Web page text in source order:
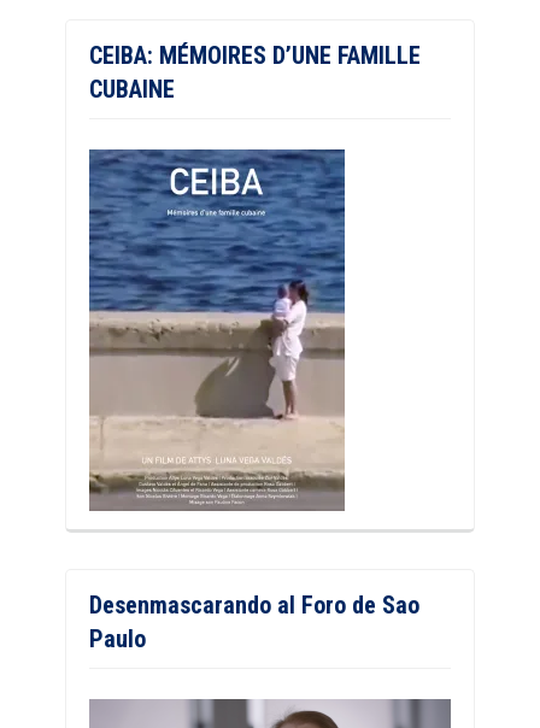
CEIBA: MÉMOIRES D’UNE FAMILLE
CUBAINE
Desenmascarando al Foro de Sao
Paulo